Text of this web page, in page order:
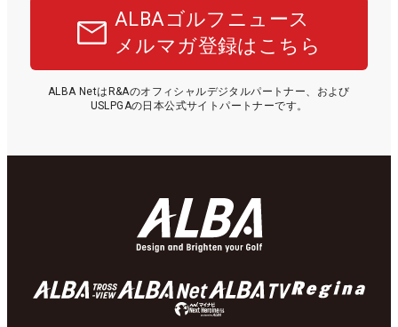
ALBAゴルフニュース
メルマガ登録はこちら
ALBA NetはR&Aのオフィシャルデジタルパートナー、および
USLPGAの日本公式サイトパートナーです。